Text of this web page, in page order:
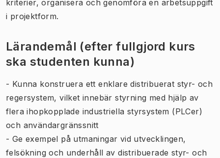
kriterier, organisera och genomföra en arbetsuppgift
i projektform.
Lärandemål (efter fullgjord kurs
ska studenten kunna)
- Kunna konstruera ett enklare distribuerat styr- och
regersystem, vilket innebär styrning med hjälp av
flera ihopkopplade industriella styrsystem (PLCer)
och användargränssnitt
- Ge exempel på utmaningar vid utvecklingen,
felsökning och underhåll av distribuerade styr- och